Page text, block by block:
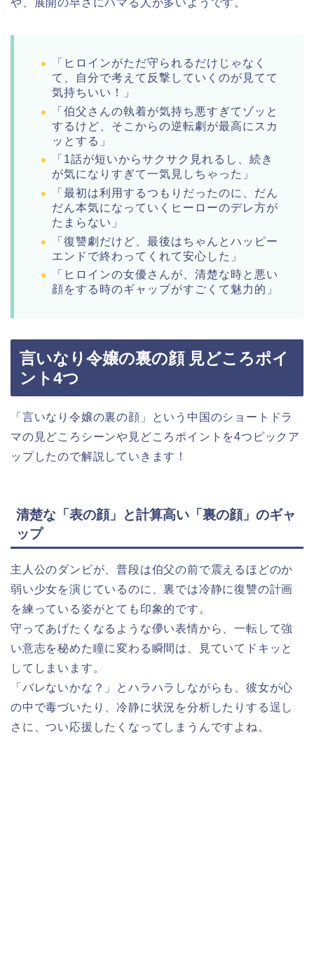
や、展開の早さにハマる人が多いようです。
「ヒロインがただ守られるだけじゃなく
て、自分で考えて反撃していくのが見てて
気持ちいい！」
「伯父さんの執着が気持ち悪すぎてゾッと
するけど、そこからの逆転劇が最高にスカ
ッとする」
「1話が短いからサクサク見れるし、続き
が気になりすぎて一気見しちゃった」
「最初は利用するつもりだったのに、だん
だん本気になっていくヒーローのデレ方が
たまらない」
「復讐劇だけど、最後はちゃんとハッピー
エンドで終わってくれて安心した」
「ヒロインの女優さんが、清楚な時と悪い
顔をする時のギャップがすごくて魅力的」
言いなり令嬢の裏の顔 見どころポイ
ント4つ
「言いなり令嬢の裏の顔」という中国のショートドラ
マの見どころシーンや見どころポイントを4つピックア
ップしたので解説していきます！
清楚な「表の顔」と計算高い「裏の顔」のギャ
ップ
主人公のダンビが、普段は伯父の前で震えるほどのか
弱い少女を演じているのに、裏では冷静に復讐の計画
を練っている姿がとても印象的です。
守ってあげたくなるような儚い表情から、一転して強
い意志を秘めた瞳に変わる瞬間は、見ていてドキッと
してしまいます。
「バレないかな？」とハラハラしながらも、彼女が心
の中で毒づいたり、冷静に状況を分析したりする逞し
さに、つい応援したくなってしまうんですよね。